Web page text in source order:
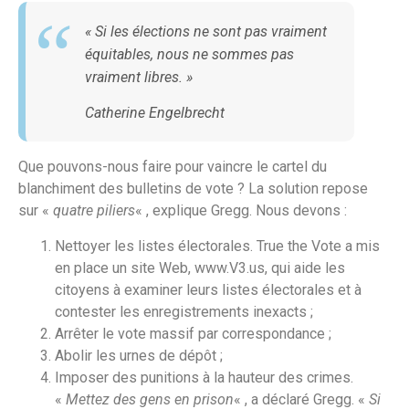
« Si les élections ne sont pas vraiment
équitables, nous ne sommes pas
vraiment libres. »
Catherine Engelbrecht
Que pouvons-nous faire pour vaincre le cartel du
blanchiment des bulletins de vote ? La solution repose
sur « quatre piliers« , explique Gregg. Nous devons :
Nettoyer les listes électorales. True the Vote a mis
en place un site Web, www.V3.us, qui aide les
citoyens à examiner leurs listes électorales et à
contester les enregistrements inexacts ;
Arrêter le vote massif par correspondance ;
Abolir les urnes de dépôt ;
Imposer des punitions à la hauteur des crimes.
« Mettez des gens en prison« , a déclaré Gregg. « Si